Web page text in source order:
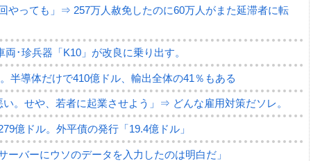
やっても」⇒ 257万人赦免したのに60万人がまた延滞者に転
･珍兵器「K10」が改良に乗り出す。
半導体だけで410億ドル、輸出全体の41％もある
。せや、若者に起業させよう」⇒ どんな雇用対策だソレ。
億ドル。外平債の発行「19.4億ドル」
バーにウソのデータを入力したのは明白だ」